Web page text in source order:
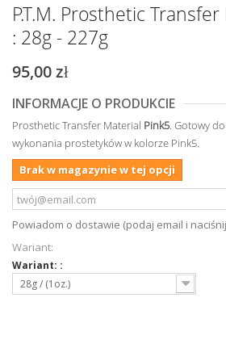
P.T.M. Prosthetic
: 28g - 227g
95,00 zł
INFORMACJE O PRODUKCIE
Prosthetic Transfer Material Pink5. Gotowy
wykonania prostetyków w kolorze Pink5.
Brak w magazynie w tej opcji
Powiadom o dostawie (podaj email i
Wariant:
Wariant: :
28g / (1oz.)